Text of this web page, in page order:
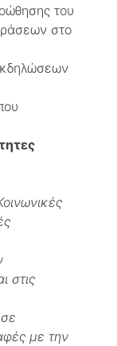
του
στο
στις
με την